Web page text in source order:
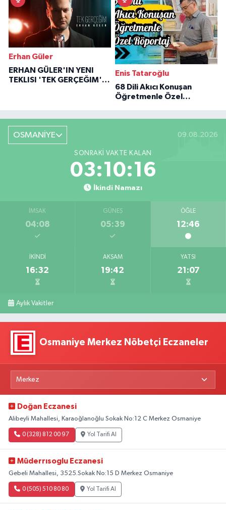
Erhan Güler
ERHAN GÜLER'IN YENI
TEKLISI 'TEK GERÇEĞIM'LE
Enis Tataroğlu
68 Dili Akıcı Konuşan
Öğretmenle Özel
OSMANİYE 09.08.2026
SONRAKI VAKTE KALAN
03:10:15
İkindi Namazı
İMSAK
04:08
GÜNEŞ
05:39
ÖĞLE
12:46
İKINDI
16:32
AKŞAM
19:42
YATSI
21:07
Aylık Vakitler
Osmaniye Merkez Nöbetçi Eczaneler
Doğan Eczanesi
Alibeyli Mahallesi, Karaoğlanoğlu Sokak No:12 C Merkez Osmaniye
0 (328) 812 00 97 Yol Tarifi Al
Müderrısoglu Eczanesi
Gebeli Mahallesi, 3525.Sokak No:15 D Merkez Osmaniye
0 (505) 510 80 80 Yol Tarifi Al